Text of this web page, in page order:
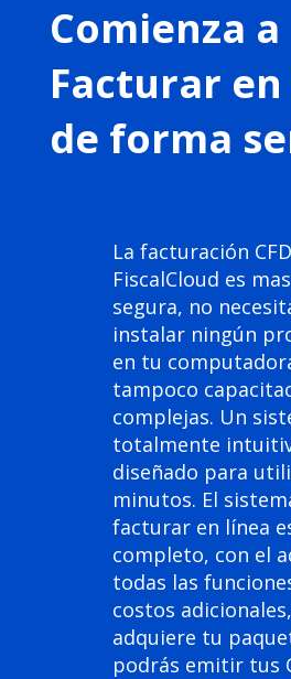
Comienza a
Facturar
de forma
La facturación
FiscalCloud es
segura, no
instalar ningún
en tu
tampoco
complejas. Un
totalmente
diseñado para
minutos. El
facturar en línea
completo, con el
todas las
costos
adquiere tu
podrás emitir tus